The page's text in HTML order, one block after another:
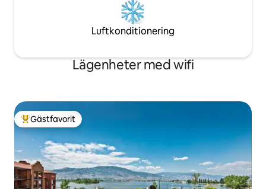
Luftkonditionering
Lägenheter med wifi
Populär gästfavorit
Gästfavorit